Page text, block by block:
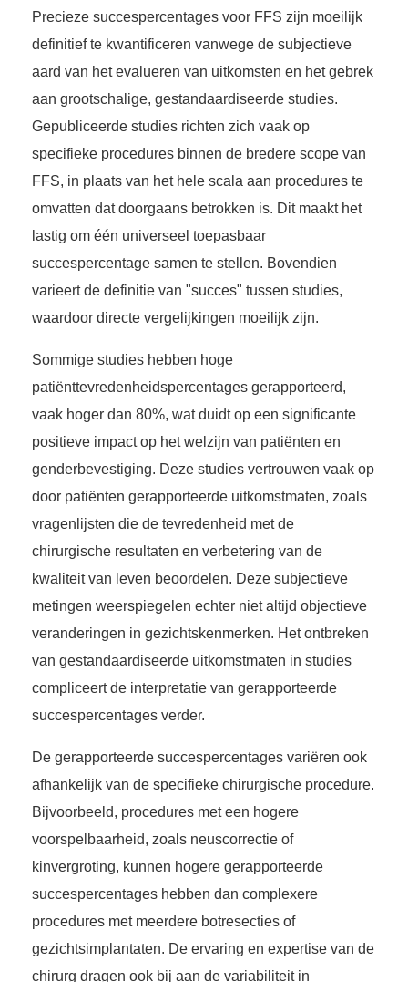
Precieze succespercentages voor FFS zijn moeilijk
definitief te kwantificeren vanwege de subjectieve
aard van het evalueren van uitkomsten en het gebrek
aan grootschalige, gestandaardiseerde studies.
Gepubliceerde studies richten zich vaak op
specifieke procedures binnen de bredere scope van
FFS, in plaats van het hele scala aan procedures te
omvatten dat doorgaans betrokken is. Dit maakt het
lastig om één universeel toepasbaar
succespercentage samen te stellen. Bovendien
varieert de definitie van "succes" tussen studies,
waardoor directe vergelijkingen moeilijk zijn.
Sommige studies hebben hoge
patiënttevredenheidspercentages gerapporteerd,
vaak hoger dan 80%, wat duidt op een significante
positieve impact op het welzijn van patiënten en
genderbevestiging. Deze studies vertrouwen vaak op
door patiënten gerapporteerde uitkomstmaten, zoals
vragenlijsten die de tevredenheid met de
chirurgische resultaten en verbetering van de
kwaliteit van leven beoordelen. Deze subjectieve
metingen weerspiegelen echter niet altijd objectieve
veranderingen in gezichtskenmerken. Het ontbreken
van gestandaardiseerde uitkomstmaten in studies
compliceert de interpretatie van gerapporteerde
succespercentages verder.
De gerapporteerde succespercentages variëren ook
afhankelijk van de specifieke chirurgische procedure.
Bijvoorbeeld, procedures met een hogere
voorspelbaarheid, zoals neuscorrectie of
kinvergroting, kunnen hogere gerapporteerde
succespercentages hebben dan complexere
procedures met meerdere botresecties of
gezichtsimplantaten. De ervaring en expertise van de
chirurg dragen ook bij aan de variabiliteit in